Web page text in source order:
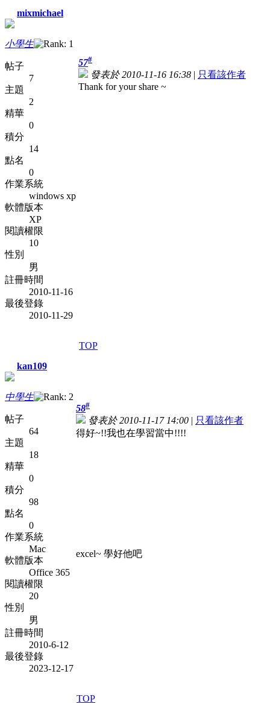
mixmichael
小學生
帖子
7
主題
2
精華
0
積分
14
點名
0
作業系統
windows xp
軟體版本
XP
閱讀權限
10
性別
男
註冊時間
2010-11-16
最後登錄
2010-11-29
57#
發表於 2010-11-16 16:38 | 只看該作者
Thank for your share ~
TOP
kan109
中學生
帖子
64
主題
18
精華
0
積分
98
點名
0
作業系統
Mac
軟體版本
Office 365
閱讀權限
20
性別
男
註冊時間
2010-6-12
最後登錄
2023-12-17
58#
發表於 2010-11-17 14:00 | 只看該作者
得好~!!我也在學習當中!!!!
excel~ 學好他吧
TOP